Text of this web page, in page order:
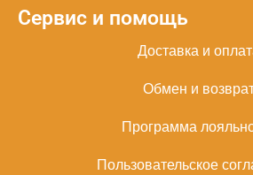
Сервис и помощь
Доставка и
Обмен и
Программа
Пользовательское